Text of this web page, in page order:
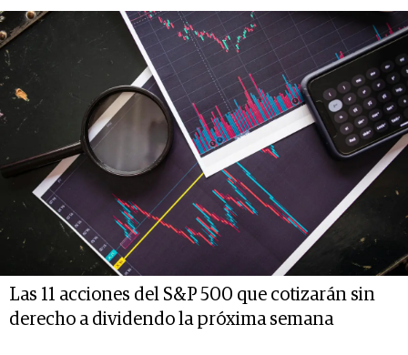
Las 11 acciones del S&P 500 que cotizarán sin
derecho a dividendo la próxima semana